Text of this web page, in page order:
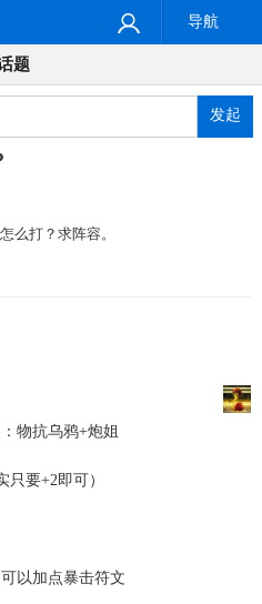
导航
题
发起
么打？求阵容。
物抗乌鸦+炮姐
要+2即可）
以加点暴击符文